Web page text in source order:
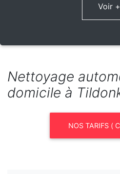
Voir +
Nettoyage
domicile à
NOS TARIFS (